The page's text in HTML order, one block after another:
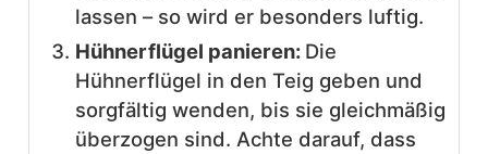
lassen – so wird er besonders luftig.
Hühnerflügel panieren: Die
Hühnerflügel in den Teig geben und
sorgfältig wenden, bis sie gleichmäßig
überzogen sind. Achte darauf, dass